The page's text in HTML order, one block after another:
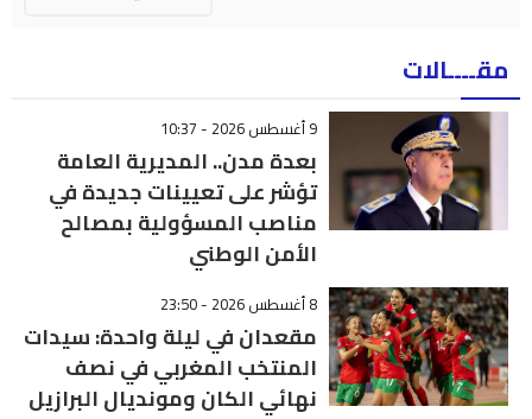
مقــــالات
9 أغسطس 2026 - 10:37
بعدة مدن.. المديرية العامة
تؤشر على تعيينات جديدة في
مناصب المسؤولية بمصالح
الأمن الوطني
8 أغسطس 2026 - 23:50
مقعدان في ليلة واحدة: سيدات
المنتخب المغربي في نصف
نهائي الكان ومونديال البرازيل